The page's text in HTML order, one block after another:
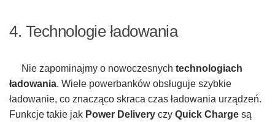
4. Technologie ładowania
Nie zapominajmy o nowoczesnych technologiach
ładowania. Wiele powerbanków obsługuje szybkie
ładowanie, co znacząco skraca czas ładowania urządzeń.
Funkcje takie jak Power Delivery czy Quick Charge są